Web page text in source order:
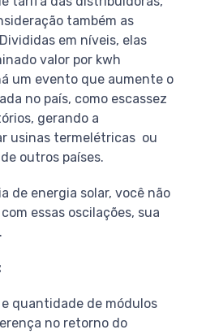
também as
em níveis, elas
valor por kwh
um evento que aumente o
no país, como escassez
gerando a
usinas termelétricas ou
outros países.
de energia solar, você não
essas oscilações, sua
quantidade de módulos
no retorno do